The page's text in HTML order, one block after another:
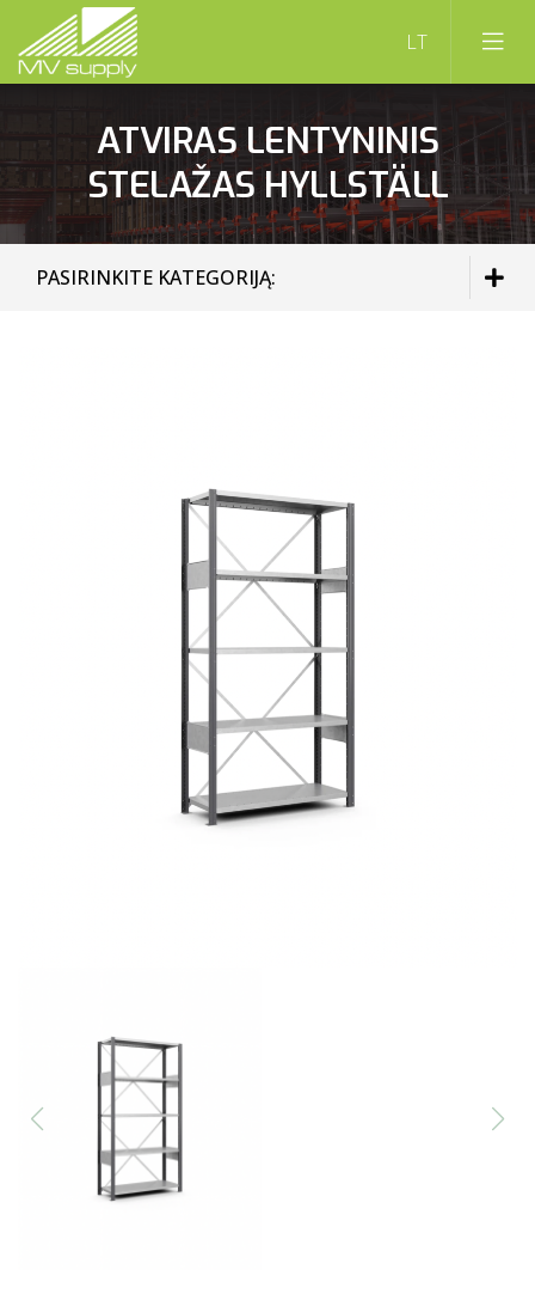
ATVIRAS LENTYNINIS
STELAŽAS HYLLSTÄLL
PASIRINKITE KATEGORIJĄ:
KONSOLINIAI STELAŽAI
APSAUGA IR SAUGUMAS